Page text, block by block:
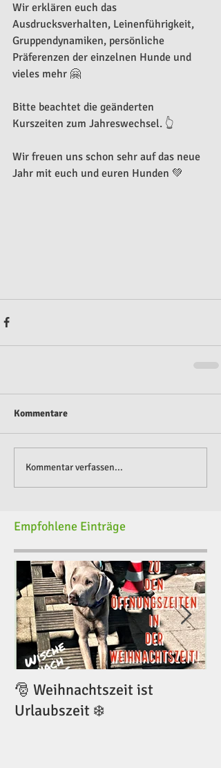
Wir erklären euch das
Ausdrucksverhalten, Leinenführigkeit,
Gruppendynamiken, persönliche
Präferenzen der einzelnen Hunde und
vieles mehr 🤗
Bitte beachtet die geänderten
Kurszeiten zum Jahreswechsel. 👆
Wir freuen uns schon sehr auf das neue
Jahr mit euch und euren Hunden 💚
Kommentare
Kommentar verfassen...
Empfohlene Einträge
🎅 Weihnachtszeit ist
Urlaubszeit ❄️